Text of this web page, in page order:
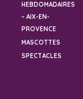
HEBDOMADAIRES
– AIX-EN-
PROVENCE
MASCOTTES
SPECTACLES